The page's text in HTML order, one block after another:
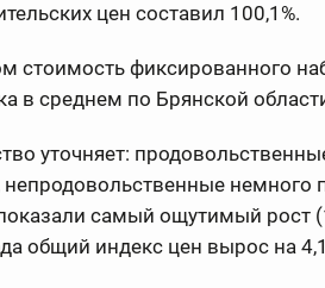
цен составил 100,1%.
стоимость фиксированного
в среднем по Брянской
уточняет:
непродовольственные немного
самый ощутимый рост
общий индекс цен вырос на